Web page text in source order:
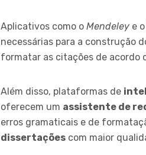
Aplicativos como o Mendeley e
necessárias para a construção
formatar as citações de acordo
Além disso, plataformas de
oferecem um assistente de
erros gramaticais e de
dissertações com maior